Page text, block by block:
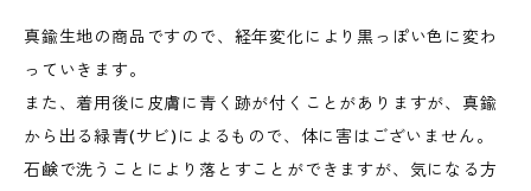
真鍮生地の商品ですので、経年変化により黒っぽい色に変わ
っていきます。
また、着用後に皮膚に青く跡が付くことがありますが、真鍮
から出る緑青(サビ)によるもので、体に害はございません。
石鹸で洗うことにより落とすことができますが、気になる方